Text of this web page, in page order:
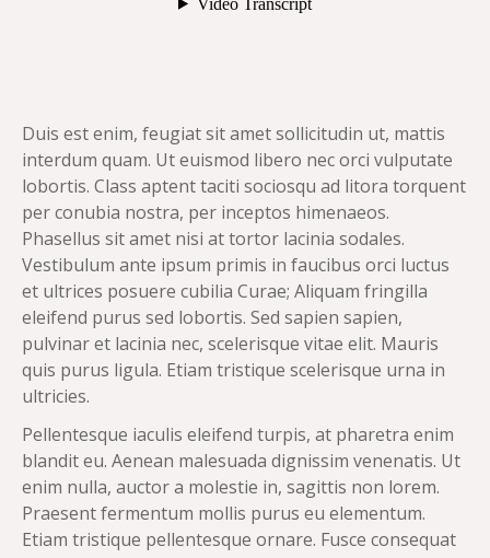
Duis est enim, feugiat sit amet sollicitudin ut, mattis
interdum quam. Ut euismod libero nec orci vulputate
lobortis. Class aptent taciti sociosqu ad litora torquent
per conubia nostra, per inceptos himenaeos.
Phasellus sit amet nisi at tortor lacinia sodales.
Vestibulum ante ipsum primis in faucibus orci luctus
et ultrices posuere cubilia Curae; Aliquam fringilla
eleifend purus sed lobortis. Sed sapien sapien,
pulvinar et lacinia nec, scelerisque vitae elit. Mauris
quis purus ligula. Etiam tristique scelerisque urna in
ultricies.
Pellentesque iaculis eleifend turpis, at pharetra enim
blandit eu. Aenean malesuada dignissim venenatis. Ut
enim nulla, auctor a molestie in, sagittis non lorem.
Praesent fermentum mollis purus eu elementum.
Etiam tristique pellentesque ornare. Fusce consequat